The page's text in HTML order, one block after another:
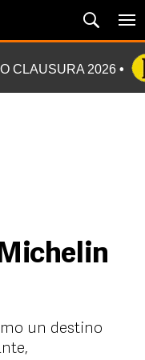
CLAUSURA 2026
un destino